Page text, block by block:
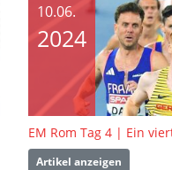
10.06.
2024
EM Rom Tag 4 | Ein
Artikel anzeigen